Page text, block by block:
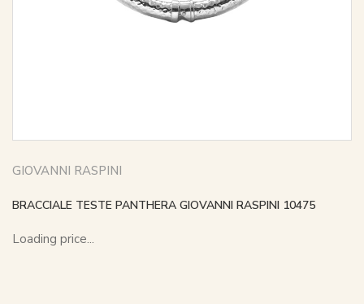
GIOVANNI RASPINI
BRACCIALE TESTE PANTHERA GIOVANNI RASPINI 10475
Loading price...